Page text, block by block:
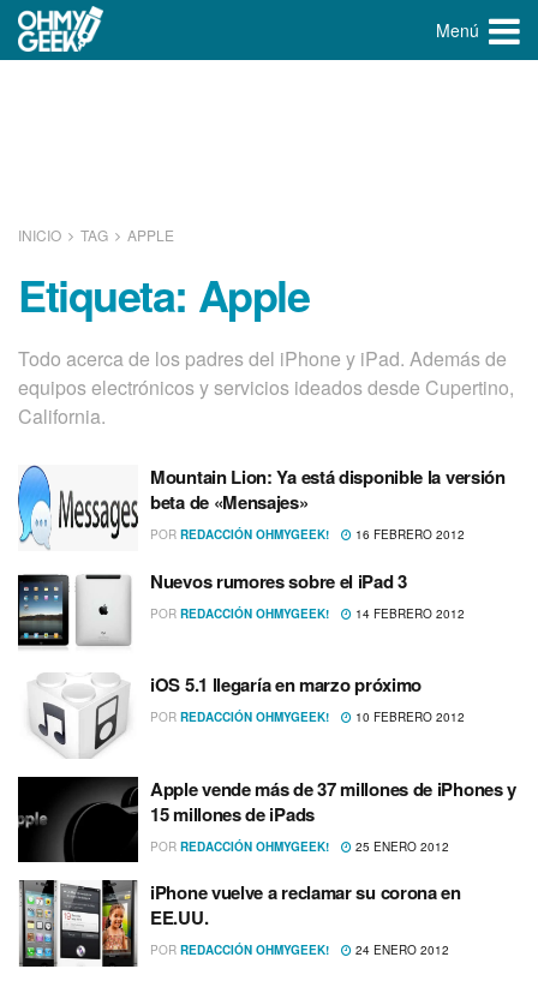
Menú
INICIO TAG APPLE
Etiqueta: Apple
Todo acerca de los padres del iPhone y iPad. Además de
equipos electrónicos y servicios ideados desde Cupertino,
California.
Mountain Lion: Ya está disponible la versión
beta de «Mensajes»
POR REDACCIÓN OHMYGEEK! 16 FEBRERO 2012
Nuevos rumores sobre el iPad 3
POR REDACCIÓN OHMYGEEK! 14 FEBRERO 2012
iOS 5.1 llegarí­a en marzo próximo
POR REDACCIÓN OHMYGEEK! 10 FEBRERO 2012
Apple vende más de 37 millones de iPhones y
15 millones de iPads
POR REDACCIÓN OHMYGEEK! 25 ENERO 2012
iPhone vuelve a reclamar su corona en
EE.UU.
POR REDACCIÓN OHMYGEEK! 24 ENERO 2012